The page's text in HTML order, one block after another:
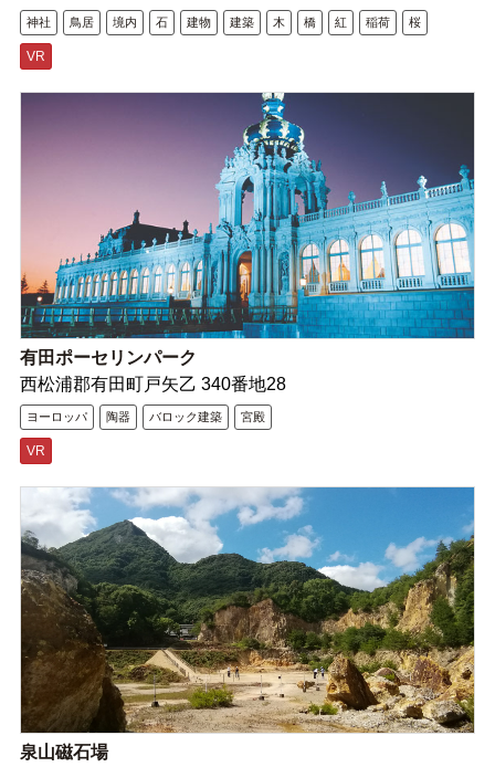
神社 鳥居 境内 石 建物 建築 木 橋 紅 稲荷 桜
VR
有田ポーセリンパーク
西松浦郡有田町戸矢乙 340番地28
ヨーロッパ 陶器 バロック建築 宮殿
VR
泉山磁石場